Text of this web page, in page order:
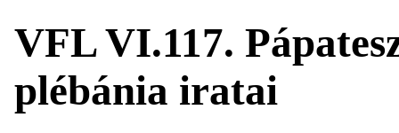
VFL VI.117.
plébánia iratai